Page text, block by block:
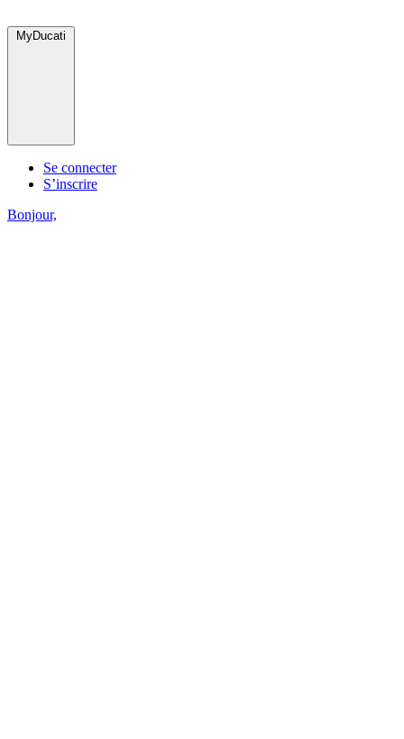
MyDucati
Se connecter
S’inscrire
Bonjour,